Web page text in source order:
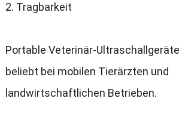
2. Tragbarkeit
Portable Veterinär-
beliebt bei mobilen Tierärzten und
landwirtschaftlichen Betrieben.